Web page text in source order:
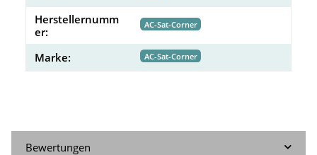
Herstellernumm
er:
AC-Sat-Corner
Marke: AC-Sat-Corner
Bewertungen